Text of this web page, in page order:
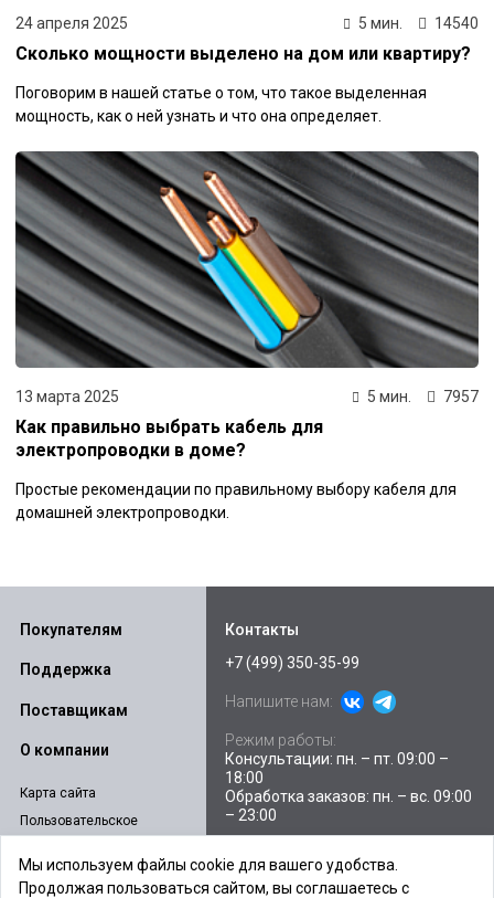
24 апреля 2025 5 мин. 14540
Сколько мощности выделено на дом или квартиру?
Поговорим в нашей статье о том, что такое выделенная
мощность, как о ней узнать и что она определяет.
13 марта 2025 5 мин. 7957
Как правильно выбрать кабель для
электропроводки в доме?
Простые рекомендации по правильному выбору кабеля для
домашней электропроводки.
Покупателям
Поддержка
Поставщикам
О компании
Карта сайта
Пользовательское
соглашение
Политика
конфиденциальности
Контакты
+7 (499) 350-35-99
Напишите нам:
Режим работы:
Консультации: пн. – пт. 09:00 –
18:00
Обработка заказов: пн. – вс. 09:00
– 23:00
E-mail: sales@ibpstore.ru
Мы используем файлы cookie для вашего удобства.
Продолжая пользоваться сайтом, вы соглашаетесь с